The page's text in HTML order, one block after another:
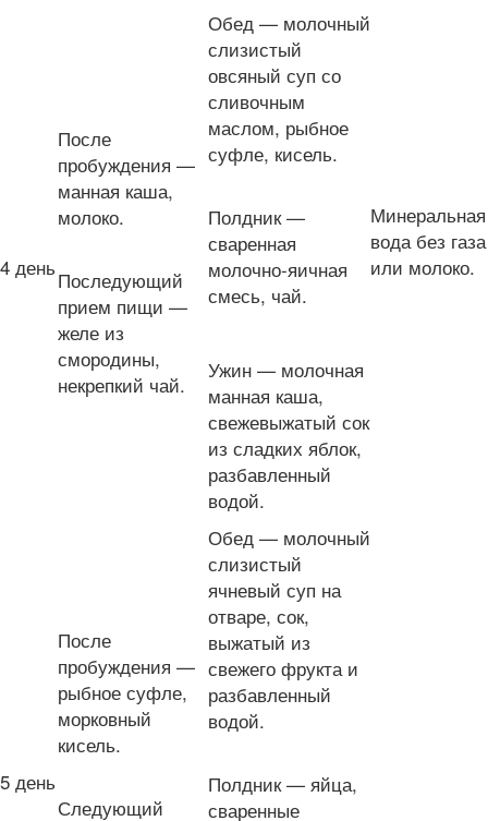
Минеральная
вода без газа
или молоко.
4 день
После
пробуждения —
манная каша,
молоко.
Последующий
прием пищи —
желе из
смородины,
некрепкий чай.
Обед — молочный
слизистый
овсяный суп со
сливочным
маслом, рыбное
суфле, кисель.
Полдник —
сваренная
молочно-яичная
смесь, чай.
Ужин — молочная
манная каша,
свежевыжатый сок
из сладких яблок,
разбавленный
водой.
5 день
После
пробуждения —
рыбное суфле,
морковный
кисель.
Следующий
Обед — молочный
слизистый
ячневый суп на
отваре, сок,
выжатый из
свежего фрукта и
разбавленный
водой.
Полдник — яйца,
сваренные